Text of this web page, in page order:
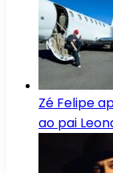
Zé Felipe
ao pai